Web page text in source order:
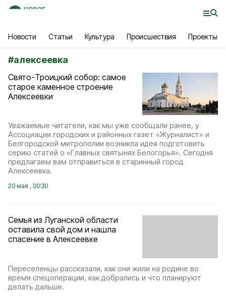
Новости Статьи Культура Происшествия Проекты
#алексеевка
Свято-Троицкий собор: самое
старое каменное строение
Алексеевки
Уважаемые читатели, как мы уже сообщали ранее, у
Ассоциации городских и районных газет «Журналист» и
Белгородской митрополии возникла идея подготовить
серию статей о «Главных святынях Белогорья». Сегодня
предлагаем вам отправиться в старинный город
Алексеевка.
20 мая , 00:30
Семья из Луганской области
оставила свой дом и нашла
спасение в Алексеевке
Переселенцы рассказали, как они жили на родине во
время спецоперации, как добрались и что планируют
делать дальше.